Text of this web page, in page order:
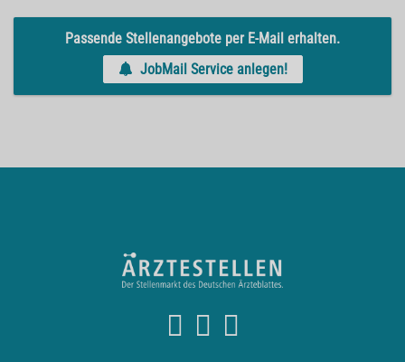
Passende Stellenangebote per E-Mail erhalten.
JobMail Service anlegen!